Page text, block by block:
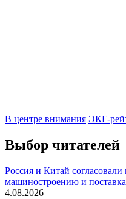
В центре внимания ЭКГ-
Выбор читателей
Россия и Китай
машиностроению и
4.08.2026